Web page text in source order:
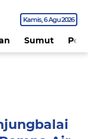
Kamis 6 Agu 2026
Sumut